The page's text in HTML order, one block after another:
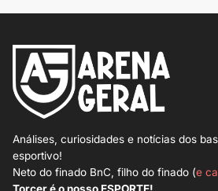
Análises, curiosidades e notícias dos
esportivo!
Neto do finado BnC, filho do finado (e